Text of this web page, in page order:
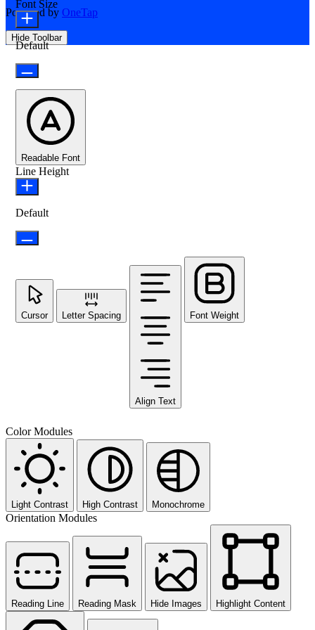
Powered by OneTap
Hide Toolbar
Font Size
Default
Readable Font
Line Height
Default
Cursor Letter Spacing
Align Text
Font Weight
Color Modules
Light Contrast High Contrast Monochrome
Orientation Modules
Reading Line Reading Mask Hide Images Highlight Content